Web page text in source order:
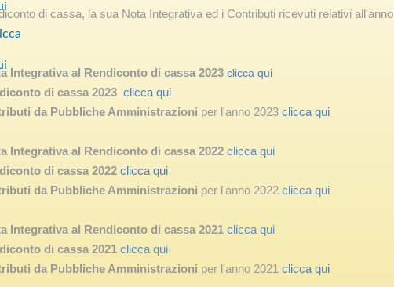
di cassa, la sua Nota Integrativa ed i Contributi ricevuti relativi all'anno
Integrativa al Rendiconto di cassa 2023 clicca qui
di cassa 2023 clicca qui
da Pubbliche Amministrazioni per l'anno 2023 clicca qui
Integrativa al Rendiconto di cassa 2022 clicca qui
di cassa 2022 clicca qui
da Pubbliche Amministrazioni per l'anno 2022 clicca qui
Integrativa al Rendiconto di cassa 2021 clicca qui
di cassa 2021 clicca qui
da Pubbliche Amministrazioni per l'anno 2021 clicca qui